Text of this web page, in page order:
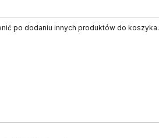
po dodaniu innych produktów do koszyka.